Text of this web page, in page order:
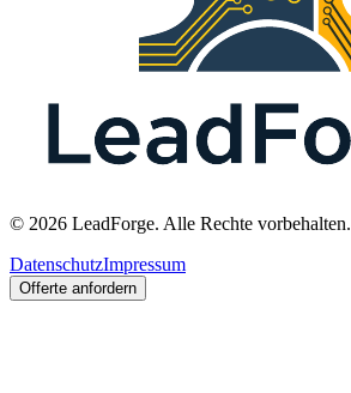
© 2026 LeadForge. Alle Rechte vorbehalten.
DatenschutzImpressum
Offerte anfordern